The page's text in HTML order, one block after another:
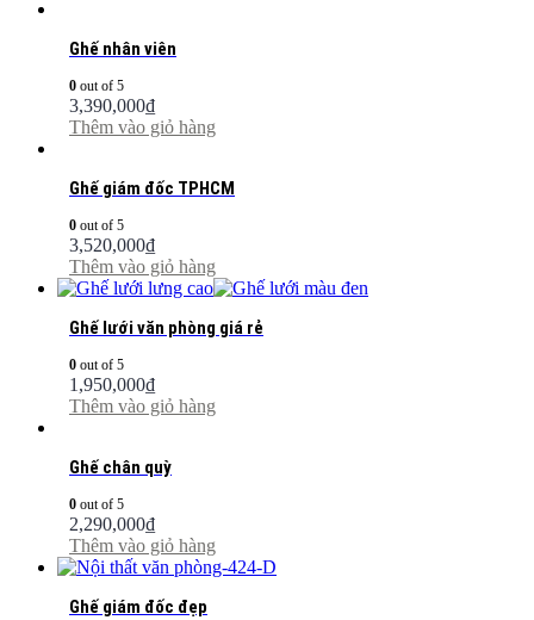
Ghế nhân viên
0 out of 5
3,390,000₫
Thêm vào giỏ hàng
Ghế giám đốc TPHCM
0 out of 5
3,520,000₫
Thêm vào giỏ hàng
Ghế lưới văn phòng giá rẻ
0 out of 5
1,950,000₫
Thêm vào giỏ hàng
Ghế chân quỳ
0 out of 5
2,290,000₫
Thêm vào giỏ hàng
Ghế giám đốc đẹp